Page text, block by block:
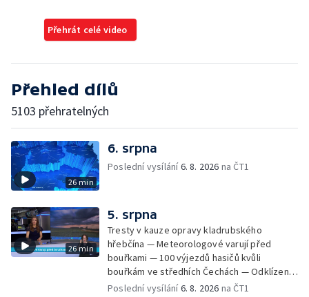
Přehrát celé video
Přehled dílů
5103 přehratelných
26 min
6. srpna
Poslední vysílání6. 8. 2026 na ČT1
26 min
5. srpna
Tresty v kauze opravy kladrubského
hřebčína — Meteorologové varují před
bouřkami — 100 výjezdů hasičů kvůli
bouřkám ve středhích Čechách — Odklízení
škod po bouřkách — Hasiči likvidovali
Poslední vysílání6. 8. 2026 na ČT1